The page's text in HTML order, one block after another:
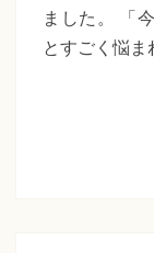
ました。 「
とすごく悩